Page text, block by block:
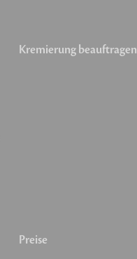
Kremierung beauftragen
Preise